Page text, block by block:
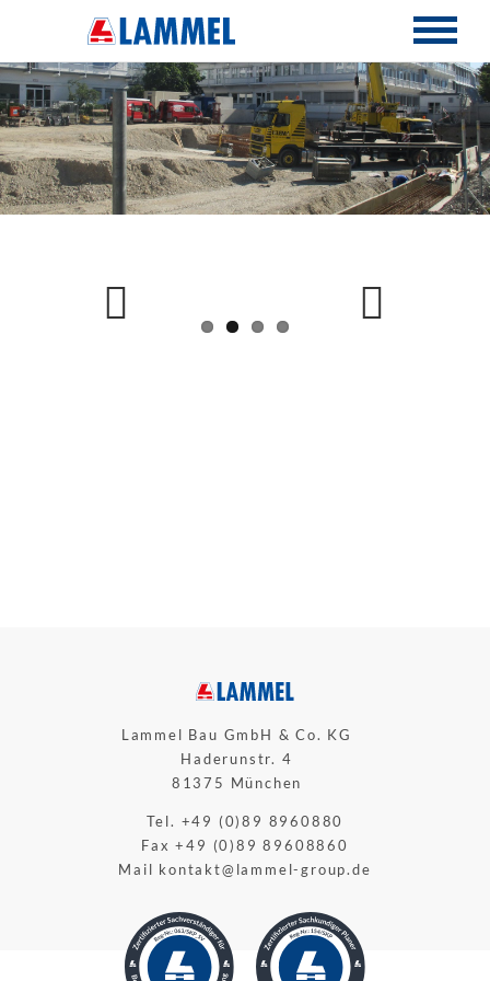
Lammel Bau GmbH & Co. KG
Haderunstr. 4
81375 München
Tel. +49 (0)89 8960880
Fax +49 (0)89 89608860
Mail kontakt@lammel-group.de